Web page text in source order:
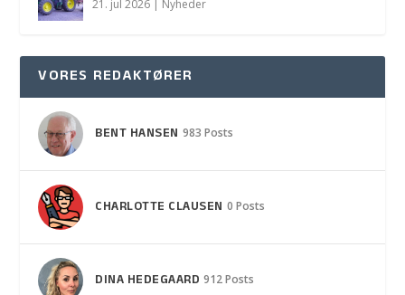
21. jul 2026 | Nyheder
VORES REDAKTØRER
BENT HANSEN 983 Posts
CHARLOTTE CLAUSEN 0 Posts
DINA HEDEGAARD 912 Posts